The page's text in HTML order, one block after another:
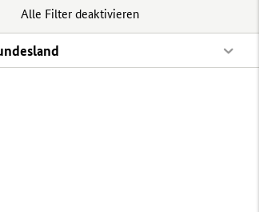
Alle Filter deaktivieren